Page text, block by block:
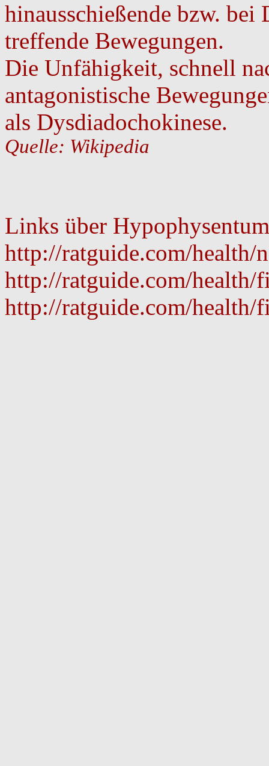
hinausschießende bzw.
treffende Bewegungen.
Die Unfähigkeit, schnell
antagonistische
als Dysdiadochokinese.
Quelle: Wikipedia
Links über
http://ratguide.com/health/
http://ratguide.com/health/
http://ratguide.com/health/